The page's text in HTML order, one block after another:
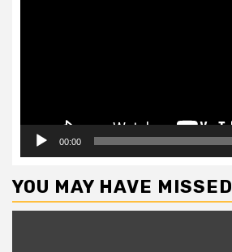
00:00
YOU MAY HAVE MISSED